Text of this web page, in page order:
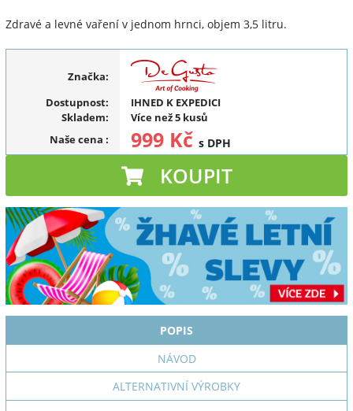
Zdravé a levné vaření v jednom hrnci, objem 3,5 litru.
Značka:
Dostupnost:
IHNED K EXPEDICI
Skladem:
Více než 5 kusů
Naše cena : 999 Kč s DPH
KOUPIT
POPIS
NÁVOD
ALTERNATIVNÍ VÝROBKY